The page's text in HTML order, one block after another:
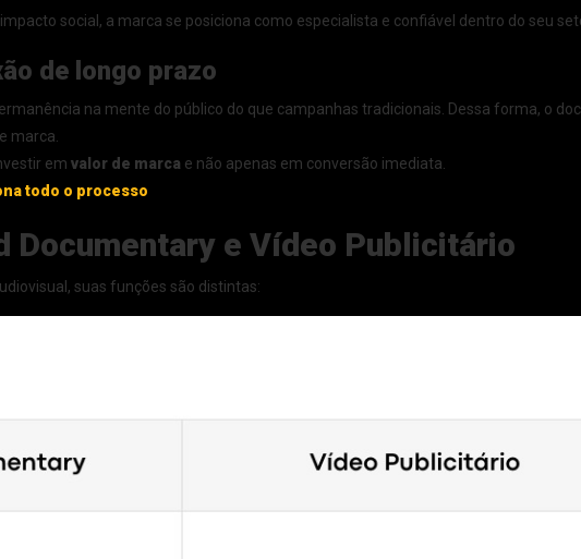
social, a marca se posiciona como especialista e confiável dentro do seu
de longo prazo
na mente do público do que campanhas tradicionais. Dessa forma, o
marca.
em valor de marca e não apenas em conversão imediata.
todo o processo
Documentary e Vídeo Publicitário
suas funções são distintas: